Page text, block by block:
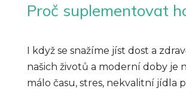
Proč suplementovat
I když se snažíme jíst dost a
našich životů a moderní doby je
málo času, stres, nekvalitní jídla